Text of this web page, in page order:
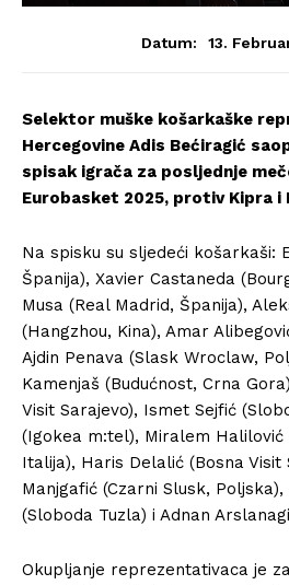
Datum: 13.
Selektor muške košarkaške
Hercegovine Adis Bećiragić
spisak igrača za posljednje
Eurobasket 2025, protiv Kipra i
Na spisku su sljedeći košarkaši:
Španija), Xavier Castaneda
Musa (Real Madrid, Španija),
(Hangzhou, Kina), Amar
Ajdin Penava (Slask Wroclaw,
Kamenjaš (Budućnost, Crna
Visit Sarajevo), Ismet Sejfić
(Igokea m:tel), Miralem Halilović
Italija), Haris Delalić (Bosna Visit
Manjgafić (Czarni Slusk,
(Sloboda Tuzla) i Adnan
Okupljanje reprezentativaca je